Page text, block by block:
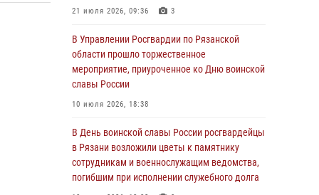
«Радио России - Рязань» рассказал о службе
во вневедомственной охране
23 июля 2026, 09:02
21 июля 2026, 09:36 3
Рязанские сотрудники лицензионно-
разрешительной работы Росгвардии подвели
результаты за 6 месяцев 2026 года (видео)
21 июля 2026, 09:36 3
В Управлении Росгвардии по Рязанской
области прошло торжественное
мероприятие, приуроченное ко Дню воинской
славы России
10 июля 2026, 18:38
В День воинской славы России росгвардейцы
в Рязани возложили цветы к памятнику
сотрудникам и военнослужащим ведомства,
погибшим при исполнении служебного долга